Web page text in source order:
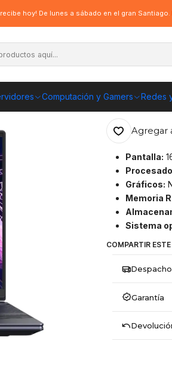
Computación y Gamers Redes
hoy! De lunes a sábado en el gran
4060, 1TB SSD, 32GB, Win11 Home
4060,
ENVÍO
Agregar
Pantalla:
Gráficos:
Memoria
Sistema
COMPARTIR
Garantía